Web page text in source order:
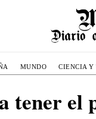
MUNDO CIENCIA Y
tener el